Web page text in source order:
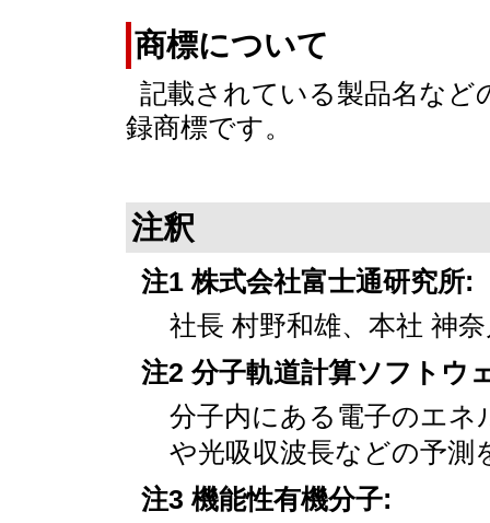
商標について
記載されている製品名など
録商標です。
注釈
注1 株式会社富士通研究所:
社長 村野和雄、本社 神
注2 分子軌道計算ソフトウ
分子内にある電子のエネ
や光吸収波長などの予
注3 機能性有機分子: